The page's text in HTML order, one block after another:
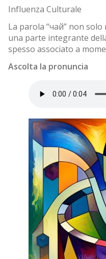
Influenza Culturale
La parola “чай” non
una parte integrante
spesso associato a
Ascolta la pronuncia